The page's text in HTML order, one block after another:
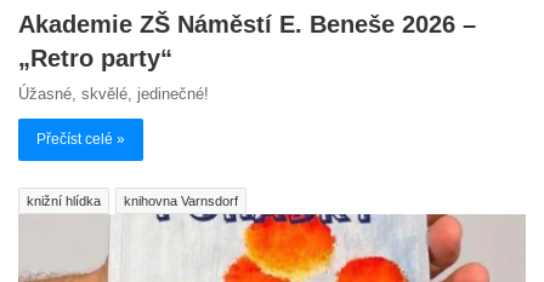
Akademie ZŠ Náměstí E. Beneše 2026 –
„Retro party“
Úžasné, skvělé, jedinečné!
Přečíst celé »
knižní hlídka knihovna Varnsdorf